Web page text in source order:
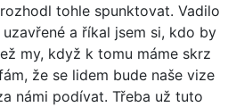
tohle spunktovat. Vadilo
a říkal jsem si, kdo by
my, když k tomu máme skrz
že se lidem bude naše vize
námi podívat. Třeba už tuto